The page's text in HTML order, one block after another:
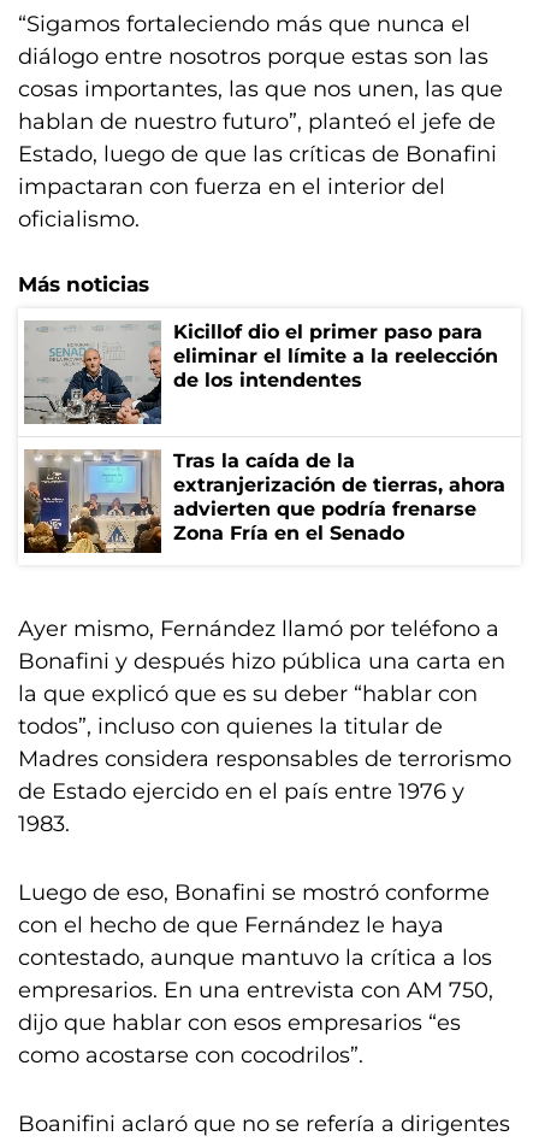
“​Sigamos fortaleciendo más que nunca el
diálogo entre nosotros porque estas son las
cosas importantes, las que nos unen, las que
hablan de nuestro futuro”, planteó el jefe de
Estado, luego de que las críticas de Bonafini
impactaran con fuerza en el interior del
oficialismo.
Más noticias
Kicillof dio el primer paso para
eliminar el límite a la reelección
de los intendentes
Tras la caída de la
extranjerización de tierras, ahora
advierten que podría frenarse
Zona Fría en el Senado
Ayer mismo, Fernández llamó por teléfono a
Bonafini y después hizo pública una carta en
la que explicó que es su deber “hablar con
todos”, incluso con quienes la titular de
Madres considera responsables de terrorismo
de Estado ejercido en el país entre 1976 y
1983.
Luego de eso, Bonafini se mostró conforme
con el hecho de que Fernández le haya
contestado, aunque mantuvo la crítica a los
empresarios. En una entrevista con AM 750,
dijo que hablar con esos empresarios “es
como acostarse con cocodrilos”.
Boanifini aclaró que no se refería a dirigentes